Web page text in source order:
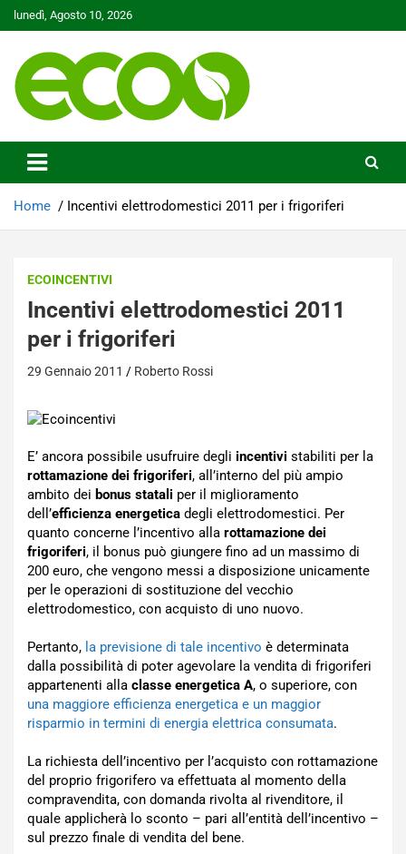
Skip
to
lunedì, Agosto 10, 2026
Ecoo.it
Home Incentivi elettrodomestici 2011 per i frigoriferi
ECOINCENTIVI
Incentivi elettrodomestici 2011
per i frigoriferi
29 Gennaio 2011 Roberto Rossi
E’ ancora possibile usufruire degli incentivi stabiliti per la
rottamazione dei frigoriferi, all’interno del più ampio
ambito dei bonus statali per il miglioramento
dell’efficienza energetica degli elettrodomestici. Per
quanto concerne l’incentivo alla rottamazione dei
frigoriferi, il bonus può giungere fino ad un massimo di
200 euro, che vengono messi a disposizione unicamente
per le operazioni di sostituzione del vecchio
elettrodomestico, con acquisto di uno nuovo.
Pertanto, la previsione di tale incentivo è determinata
dalla possibilità di poter agevolare la vendita di frigoriferi
appartenenti alla classe energetica A, o superiore, con
una maggiore efficienza energetica e un maggior
risparmio in termini di energia elettrica consumata.
La richiesta dell’incentivo per l’acquisto con rottamazione
del proprio frigorifero va effettuata al momento della
compravendita, con domanda rivolta al rivenditore, il
quale applicherà lo sconto – pari all’entità dell’incentivo –
sul prezzo finale di vendita del bene.